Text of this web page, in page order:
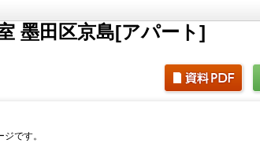
墨田区京島[アパート]
です。